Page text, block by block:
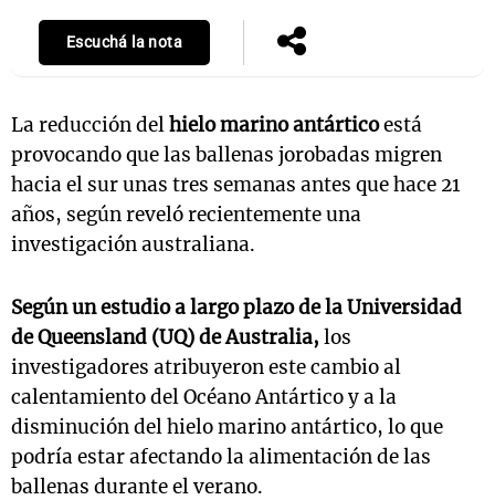
Escuchá la nota
La reducción delhielo marino antárticoestá
provocando que las ballenas jorobadas migren
hacia el sur unas tres semanas antes que hace 21
años, según reveló recientemente una
investigación australiana.
Según un estudio a largo plazo de la Universidad
de Queensland (UQ) de Australia, los
investigadores atribuyeron este cambio al
calentamiento del Océano Antártico y a la
disminución del hielo marino antártico, lo que
podría estar afectando la alimentación de las
ballenas durante el verano.
Mundial 2026